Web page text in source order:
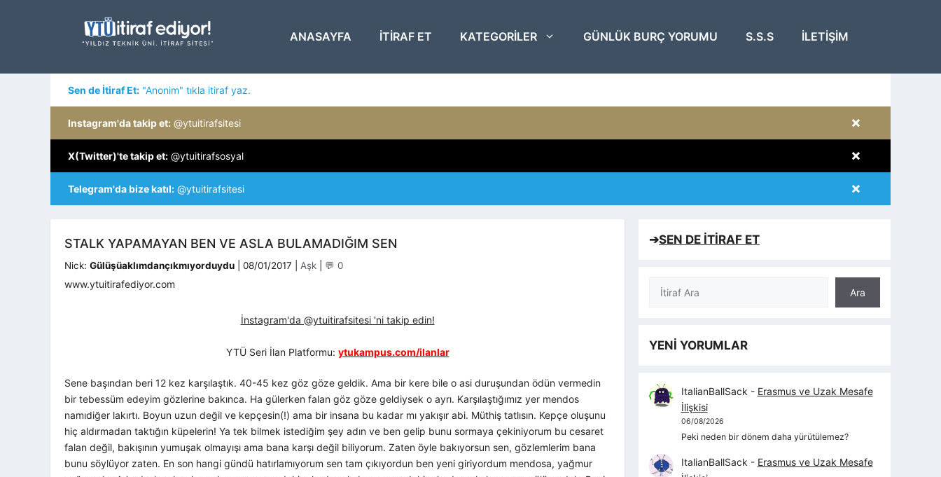
ANASAYFA ITIRAF ET KATEGORILER GÜNLÜK BURÇ YORUMU S.S.S İLETIŞIM
Sen de İtiraf Et: "Anonim" tıkla itiraf yaz.
×
Instagram'da takip et: @ytuitirafsitesi
×
X(Twitter)'te takip et: @ytuitirafsosyal
×
Telegram'da bize katıl: @ytuitirafsitesi
STALK YAPAMAYAN BEN VE ASLA BULAMADIĞIM SEN
Nick: Gülüşüaklımdançıkmıyorduydu 08/01/2017 Kategoriler
Aşk 💬 0
www.ytuitirafediyor.com
İnstagram'da @ytuitirafsitesi 'ni takip edin!
YTÜ Seri İlan Platformu: ytukampus.com/ilanlar
Sene başından beri 12 kez karşılaştık. 40-45 kez göz göze geldik. Ama bir kere bile o asi duruşundan ödün vermedin
bir tebessüm edeyim gözlerine bakınca. Ha gülerken falan göz göze geldiysek o ayrı. Karşılaştığımız yer mendos
namıdiğer lakırtı. Boyun uzun değil ve kepçesin(!) ama bir insana bu kadar mı yakışır abi. Müthiş tatlısın. Kepçe oluşunu
hiç aldırmadan taktığın küpelerin! Ya tek bilmek istediğim şey adın ve ben gelip bunu sormaya çekiniyorum bu cesaret
falan değil, bakışının yumuşak olmayışı ama bana karşı değil biliyorum. Zaten öyle bakıyorsun sen, gözlemlerim bana
bunu söylüyor zaten. En son hangi gündü hatırlamıyorum sen tam çıkıyordun ben yeni giriyordum mendosa, yağmur
➔SEN DE İTİRAF ET
Ara
Ara
YENİ YORUMLAR
ItalianBallSack - Erasmus ve Uzak Mesafe
İlişkisi
06/08/2026
Peki neden bir dönem daha yürütülemez?
ItalianBallSack - Erasmus ve Uzak Mesafe